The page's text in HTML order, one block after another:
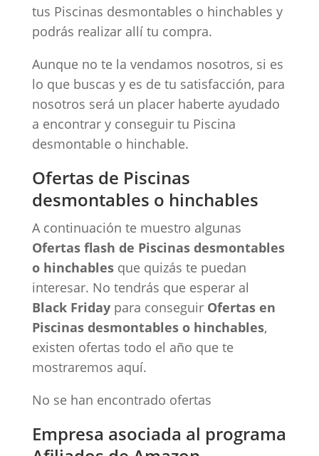
tus Piscinas desmontables o hinchables y
podrás realizar allí tu compra.
Aunque no te la vendamos nosotros, si es
lo que buscas y es de tu satisfacción, para
nosotros será un placer haberte ayudado
a encontrar y conseguir tu Piscina
desmontable o hinchable.
Ofertas de Piscinas
desmontables o hinchables
A continuación te muestro algunas
Ofertas flash de Piscinas desmontables
o hinchables que quizás te puedan
interesar. No tendrás que esperar al
Black Fridaypara conseguir Ofertas en
Piscinas desmontables o hinchables,
existen ofertas todo el año que te
mostraremos aquí.
No se han encontrado ofertas
Empresa asociada al programa